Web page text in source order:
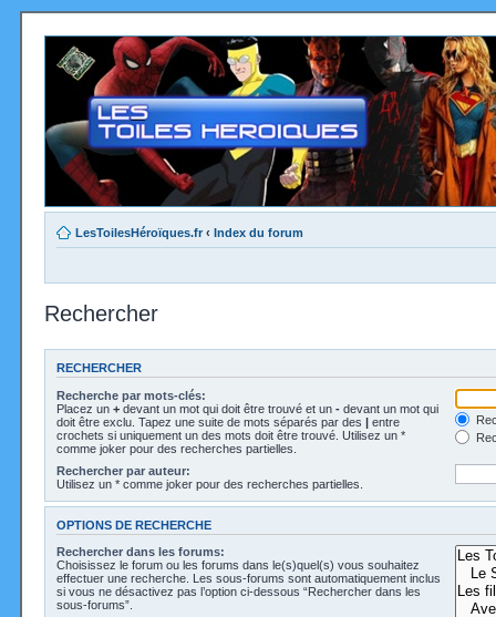
LesToilesHéroïques.fr ‹ Index du forum
Rechercher
RECHERCHER
Recherche par mots-clés:
Placez un + devant un mot qui doit être trouvé et un - devant un mot qui
doit être exclu. Tapez une suite de mots séparés par des | entre
crochets si uniquement un des mots doit être trouvé. Utilisez un *
comme joker pour des recherches partielles.
Rechercher par auteur:
Utilisez un * comme joker pour des recherches partielles.
OPTIONS DE RECHERCHE
Rechercher dans les forums:
Choisissez le forum ou les forums dans le(s)quel(s) vous souhaitez
effectuer une recherche. Les sous-forums sont automatiquement inclus
si vous ne désactivez pas l’option ci-dessous “Rechercher dans les
sous-forums”.